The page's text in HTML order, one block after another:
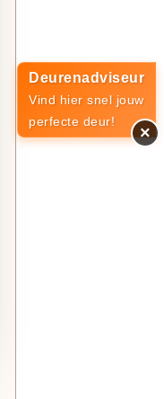
Deurenadviseur
Vind hier snel jouw
perfecte deur!
×